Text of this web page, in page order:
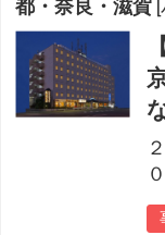
都・奈良・滋賀